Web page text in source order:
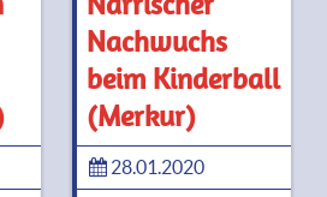
Nachwuchs
beim Kinderball
(Merkur)
28.01.2020